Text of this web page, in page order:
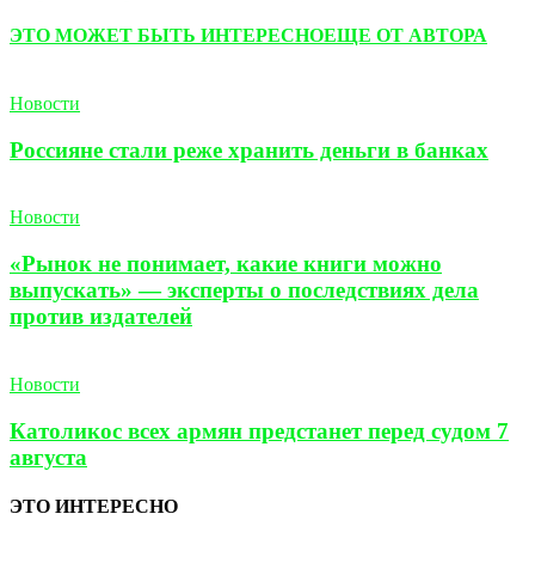
ЭТО МОЖЕТ БЫТЬ ИНТЕРЕСНОЕЩЕ ОТ АВТОРА
Новости
Россияне стали реже хранить деньги в банках
Новости
«Рынок не понимает, какие книги можно
выпускать» — эксперты о последствиях дела
против издателей
Новости
Католикос всех армян предстанет перед судом 7
августа
ЭТО ИНТЕРЕСНО